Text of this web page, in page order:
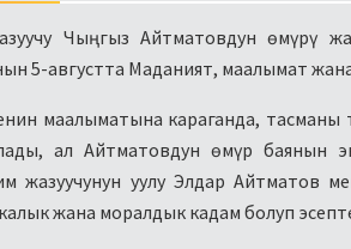
Чыңгыз Айтматовдун өмүрү
5-августта Маданият, маалымат
маалыматына караганда,
ал Айтматовдун өмүр баянын
жазуучунун уулу Элдар Айтматов
жана моралдык кадам болуп